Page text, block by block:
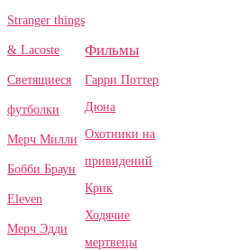
Stranger things
& Lacoste
Светящиеся
футболки
Мерч Милли
Бобби Браун
Eleven
Мерч Эдди
Фильмы
Гарри Поттер
Дюна
Охотники на
привидений
Крик
Ходячие
мертвецы